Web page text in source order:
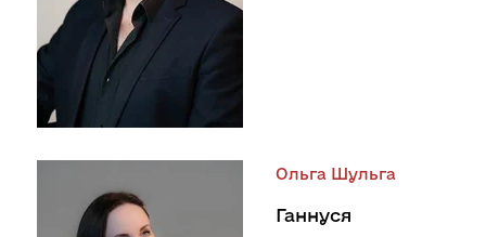
Ольга Шульга
Ганнуся